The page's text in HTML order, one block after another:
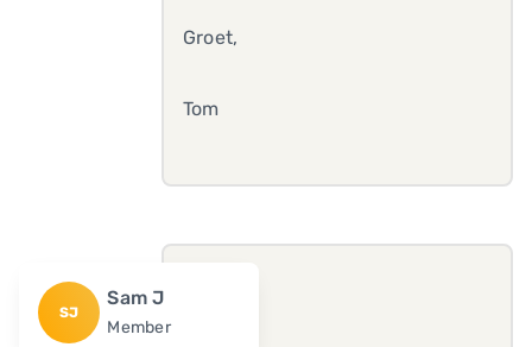
Groet,
Tom
SJ
Sam J
Member